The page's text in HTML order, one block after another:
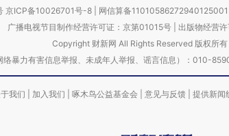
京ICP备10026701号-8 网信算备
广播电视节目制作经营许可证：京第01015号| 出版物经营
Copyright 财新网 All Rights Reserved 版权所有
络暴力有害信息举报、未成年人举报、谣言信息）：010-
我们 加入我们 啄木鸟公益基金会 意见与反馈 提供新闻